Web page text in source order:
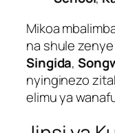
Mikoa
na shule
Singida,
nyinginezo
elimu ya